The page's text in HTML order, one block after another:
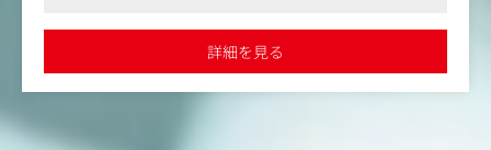
新規案件の創出（最重要）
案件の質（商材ポテンシャル）の最大化
度と、メリハリをつけて長く働けます
詳細を見る